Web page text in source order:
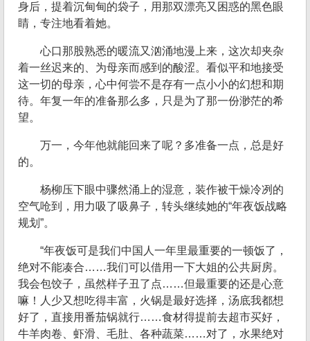
身后，提着沉甸甸的袋子，用那双漂亮又困惑的黑色眼
睛，专注地看着她。
心口那股熟悉的暖流又汹涌地漫上来，这次却夹杂
着一丝迟来的、为母亲而感到的酸涩。看似平和地接受
这一切的母亲，心中何尝不是存有一点小小的幻想和期
待。年复一年的准备那么多，只是为了那一份渺茫的希
望。
万一，今年他就能回来了呢？多准备一点，总是好
的。
杨柳压下眼中骤然涌上的湿意，装作被干燥冷冽的
空气呛到，用力吸了吸鼻子，转头继续她的“年夜饭战略
规划”。
“年夜饭可是我们中国人一年里最重要的一顿饭了，
绝对不能凑合……我们可以借用一下大姐的公共厨房。
我会包饺子，虽然样子丑了点……但最重要的还是心意
嘛！人少又想吃得丰富，火锅是最好选择，汤底我都想
好了，直接用番茄锅就行……食材得提前去超市买好，
牛羊肉卷、虾滑、毛肚、各种蔬菜……对了，水果绝对